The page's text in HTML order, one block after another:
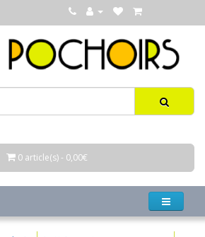
0 article(s) - 0,00€